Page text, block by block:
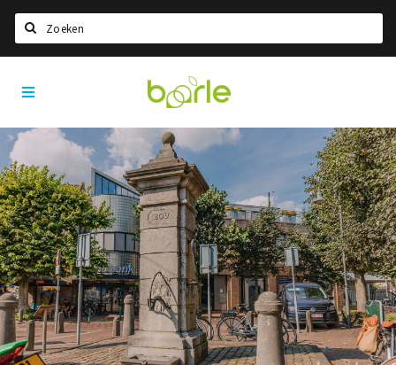
Home
Informatie
Over Baarle
Geschiedenis
Visit Baarle Shop
Enclavebon
Nieuws
Agenda
Visit
Baarle